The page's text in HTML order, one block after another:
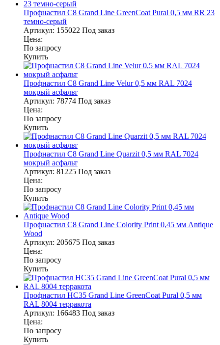
Профнастил С8 Grand Line GreenCoat Pural 0,5 мм RR 23
темно-серый
Артикул: 155022 Под заказ
Цена:
По запросу
Купить
Профнастил С8 Grand Line Velur 0,5 мм RAL 7024
мокрый асфальт
Артикул: 78774 Под заказ
Цена:
По запросу
Купить
Профнастил С8 Grand Line Quarzit 0,5 мм RAL 7024
мокрый асфальт
Артикул: 81225 Под заказ
Цена:
По запросу
Купить
Профнастил С8 Grand Line Colority Print 0,45 мм Antique
Wood
Артикул: 205675 Под заказ
Цена:
По запросу
Купить
Профнастил НС35 Grand Line GreenCoat Pural 0,5 мм
RAL 8004 терракота
Артикул: 166483 Под заказ
Цена:
По запросу
Купить